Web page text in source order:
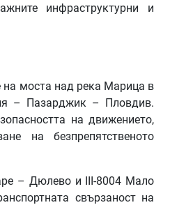
инфраструктурни и
на моста над река Марица в
– Пазарджик – Пловдив.
на движението,
на безпрепятственото
– Дюлево и III-8004 Мало
свързаност на